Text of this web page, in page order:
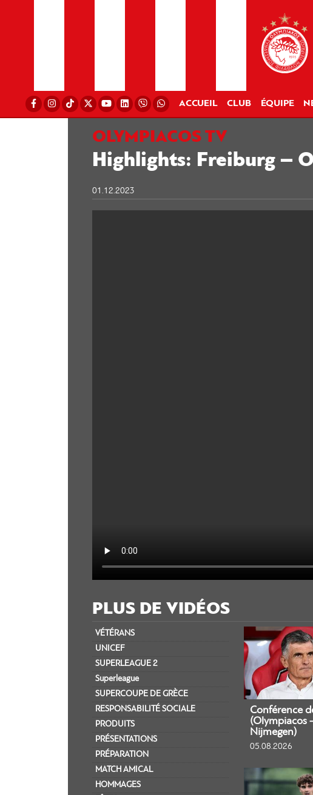
ACCUEIL CLUB ÉQUIPE
OLYMPIACOS TV
Highlights: Freiburg –
01.12.2023
PLUS DE VIDÉOS
VÉTÉRANS
UNICEF
SUPERLEAGUE 2
Superleague
SUPERCOUPE DE GRÈCE
RESPONSABILITÉ SOCIALE
PRODUITS
PRÉSENTATIONS
PRÉPARATION
MATCH AMICAL
HOMMAGES
Conférence
(Olympiacos
Nijmegen)
05.08.2026